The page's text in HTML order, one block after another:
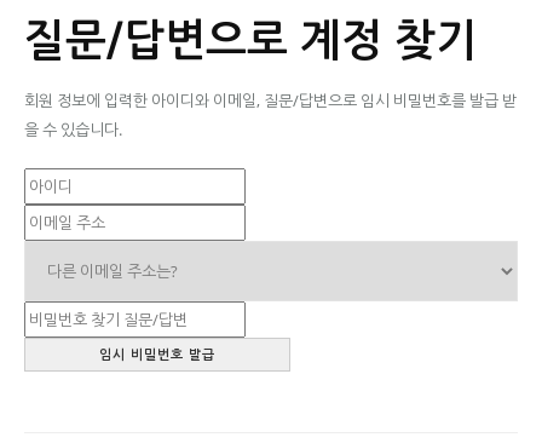
질문/답변으로 계정 찾기
회원 정보에 입력한 아이디와 이메일, 질문/답변으로 임시 비밀번호를 발급 받
을 수 있습니다.